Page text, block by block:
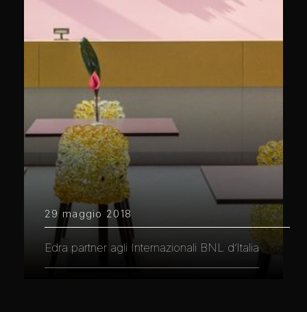
29 maggio 2018
Edra partner agli Internazionali BNL d’Italia